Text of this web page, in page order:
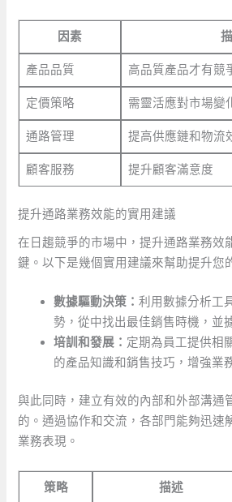
因素
產品品質 高品質產品才有競
定價策略 需靈活應對市場變
通路管理 提高供應鏈和物流
顧客服務 提升顧客滿意度
提升通路業務效能的實用建議
在日趨競爭的市場中，提升通路業務效
鍵。以下是幾個實用建議來幫助提升您
數據驅動決策：利用數據分析工
勢，從中找出最佳銷售時機，並
培訓和發展： 定期為員工提供相
的產品知識和銷售技巧，增強業
與此同時，建立有效的內部和外部溝通
的。通過協作和交流，各部門能夠迅速
業務表現。
策略 描述